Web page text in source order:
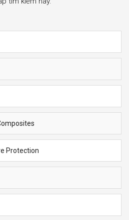
Protection